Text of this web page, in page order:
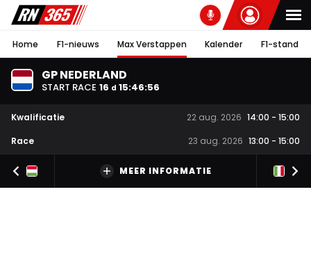
Home F1-nieuws Max Verstappen Kalender F1-stand
GP NEDERLAND
START RACE 16 d 15:46:55
Kwalificatie 22 aug. 2026 14:00 - 15:00
Race
23 aug. 2026 13:00 - 15:00
MEER INFORMATIE